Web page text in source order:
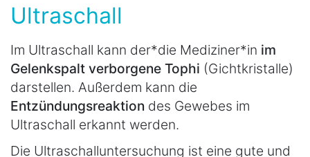
Ultraschall
Im Ultraschall kann der*die Mediziner*in im
Gelenkspalt verborgene Tophi (Gichtkristalle)
darstellen. Außerdem kann die
Entzündungsreaktion des Gewebes im
Ultraschall erkannt werden.
Die Ultraschalluntersuchung ist eine gute und